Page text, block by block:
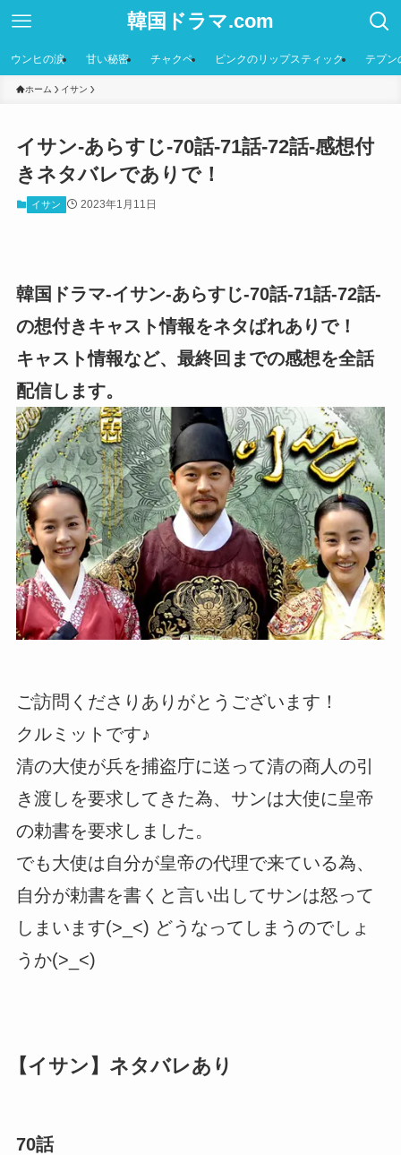
韓国ドラマ.com
ウンヒの涙 甘い秘密 チャクペ ピンクのリップスティック テプン
ホーム イサン
イサン-あらすじ-70話-71話-72話-感想付
きネタバレでありで！
イサン 2023年1月11日
韓国ドラマ-イサン-あらすじ-70話-71話-72話-
の想付きキャスト情報をネタばれありで！
キャスト情報など、最終回までの感想を全話
配信します。
ご訪問くださりありがとうございます！
クルミットです♪
清の大使が兵を捕盗庁に送って清の商人の引
き渡しを要求してきた為、サンは大使に皇帝
の勅書を要求しました。
でも大使は自分が皇帝の代理で来ている為、
自分が勅書を書くと言い出してサンは怒って
しまいます(>_<) どうなってしまうのでしょ
うか(>_<)
【イサン】ネタバレあり
70話